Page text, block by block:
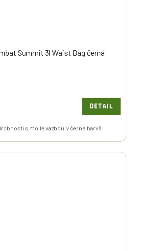
Summit 3l Waist Bag černá
DETAIL
s molle vazbou v černé barvě.